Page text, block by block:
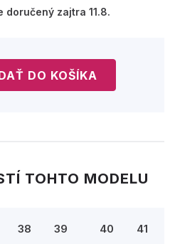
doručený zajtra 11.8.
TOHTO MODELU
38 39 40 41